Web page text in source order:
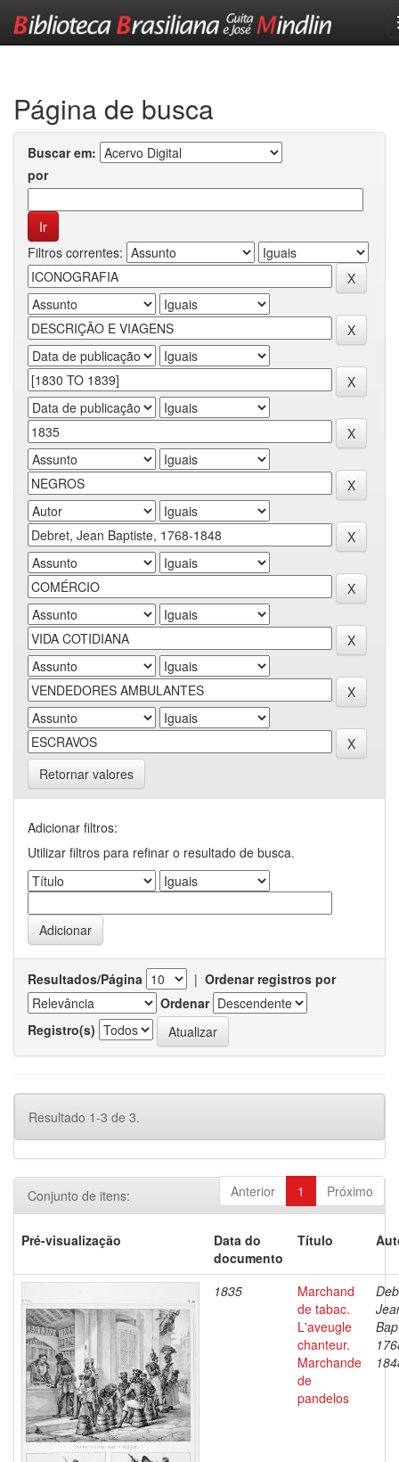
Página de busca
Buscar em:
por
Filtros correntes:
Retornar valores
Adicionar filtros:
Utilizar filtros para refinar o resultado de busca.
Resultados/Página | Ordenar registros por
Ordenar
Registro(s)
Resultado 1-3 de 3.
Anterior 1 Próximo
Conjunto de itens:
Pré-visualização
Data do
documento
Título
1835
Marchand
de tabac.
L'aveugle
chanteur.
Marchande
de
pandelos